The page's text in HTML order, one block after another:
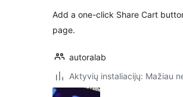
Add a one-click Share Cart
page.
autoralab
Aktyvių instaliacijų: Mažiau